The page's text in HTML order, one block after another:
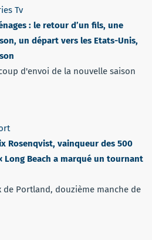
Tv
: le retour d’un fils, une
un départ vers les Etats-Unis,
d'envoi de la nouvelle saison
Rosenqvist, vainqueur des 500
Long Beach a marqué un tournant
de Portland, douzième manche de